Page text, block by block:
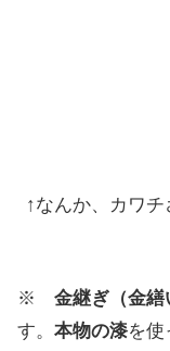
↑なんか、カワ
※ 金継ぎ（金繕
す。 本物の漆を